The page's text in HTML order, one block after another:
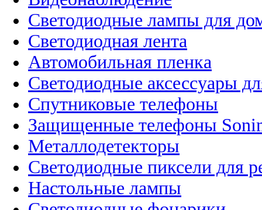
Светодиодные лампы для
Светодиодная лента
Автомобильная пленка
Светодиодные аксессуары
Спутниковые телефоны
Защищенные телефоны
Металлодетекторы
Светодиодные пиксели для
Настольные лампы